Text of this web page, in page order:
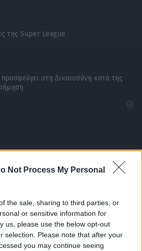
Not Process My Personal
the sale, sharing to third parties, or
or sensitive information for
us, please use the below opt-out
selection. Please note that after your
you may continue seeing
της Super League
στη Δικαιοσύνη κατά της